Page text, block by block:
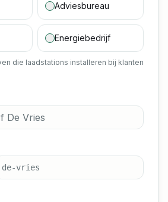
Adviesbureau
Energiebedrijf
die laadstations installeren bij klanten